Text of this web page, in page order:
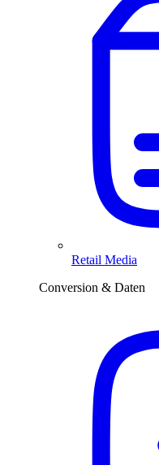
Retail Media
Conversion & Daten